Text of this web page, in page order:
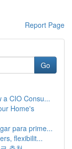
Report Page
Go
a CIO Consu...
Home's
para prime...
flexibilit...